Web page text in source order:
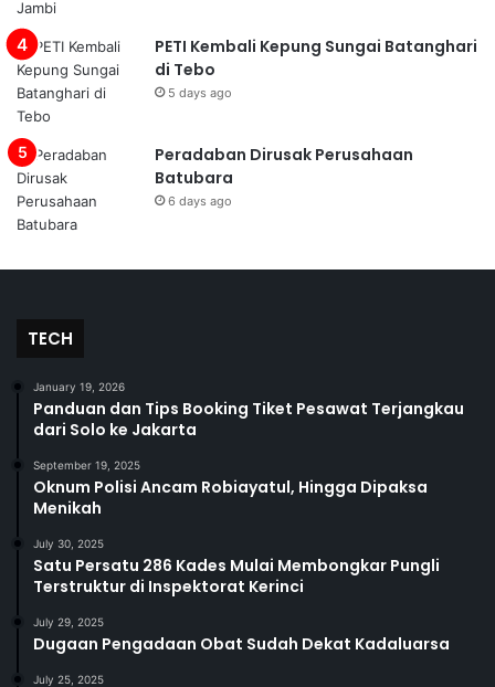
PETI Kembali Kepung Sungai Batanghari
di Tebo
5 days ago
Peradaban Dirusak Perusahaan
Batubara
6 days ago
TECH
January 19, 2026
Panduan dan Tips Booking Tiket Pesawat Terjangkau
dari Solo ke Jakarta
September 19, 2025
Oknum Polisi Ancam Robiayatul, Hingga Dipaksa
Menikah
July 30, 2025
Satu Persatu 286 Kades Mulai Membongkar Pungli
Terstruktur di Inspektorat Kerinci
July 29, 2025
Dugaan Pengadaan Obat Sudah Dekat Kadaluarsa
July 25, 2025